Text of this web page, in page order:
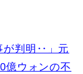
が判明‥」元
億ウォンの不